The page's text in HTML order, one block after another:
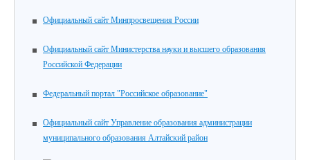
Официальный сайт Минпросвещения России
Официальный сайт Министерства науки и высшего образования
Российской Федерации
Федеральный портал "Российское образование"
Официальный сайт Управление образования администрации
муниципального образования Алтайский район